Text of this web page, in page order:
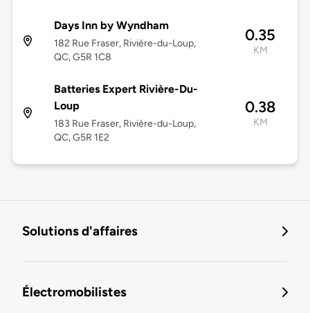
Days Inn by Wyndham
182 Rue Fraser, Rivière-du-Loup,
QC, G5R 1C8
0.35
KM
Batteries Expert Rivière-Du-
Loup
183 Rue Fraser, Rivière-du-Loup,
QC, G5R 1E2
0.38
KM
Solutions d'affaires
Électromobilistes